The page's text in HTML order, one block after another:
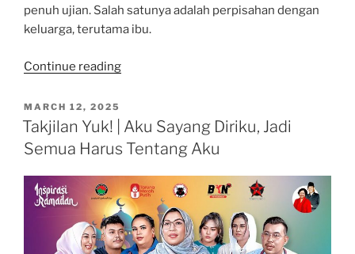
penuh ujian. Salah satunya adalah perpisahan dengan
keluarga, terutama ibu.
Continue reading“Nangis
Selimut:
Rindu
yang
Tak
Terungkapkan”
POSTED
ON
MARCH 12, 2025
Takjilan Yuk! | Aku Sayang Diriku, Jadi
Semua Harus Tentang Aku